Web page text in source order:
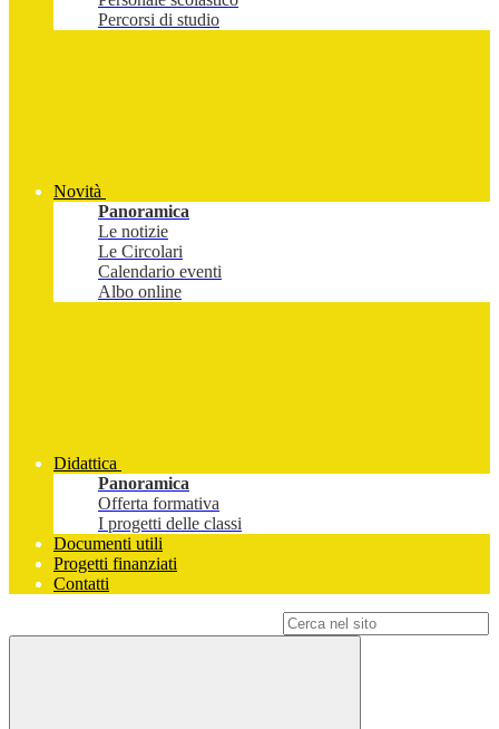
Percorsi di studio
Novità
Panoramica
Le notizie
Le Circolari
Calendario eventi
Albo online
Didattica
Panoramica
Offerta formativa
I progetti delle classi
Documenti utili
Progetti finanziati
Contatti